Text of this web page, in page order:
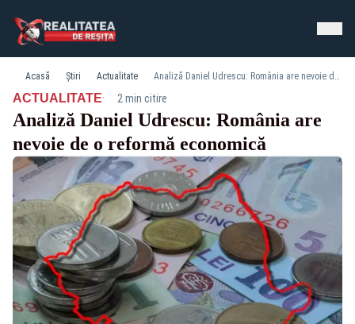
Acasă Știri Actualitate Analiză Daniel Udrescu: România are nevoie de o reformă economică
ACTUALITATE· 2 min citire
Analiză Daniel Udrescu: România are
nevoie de o reformă economică